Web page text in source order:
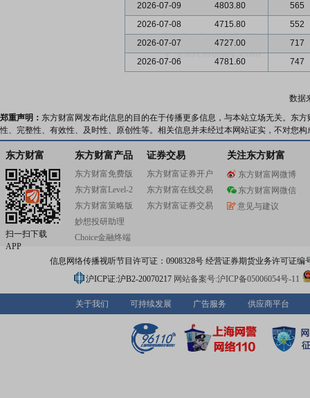
2026-07-09
4803.80
565
2026-07-08
4715.80
552
2026-07-07
4727.00
717
2026-07-06
4781.60 747
数据
郑重声明： 东方财富网发布此信息的目的在于传播更多信息，与本站立场无关。东
性、完整性、有效性、及时性、原创性等。相关信息并未经过本网站证实，不对您
东方财富
扫一扫下载
APP
东方财富产品
东方财富免费版
东方财富Level-2
东方财富策略版
妙想投研助理
Choice金融终端
证券交易
东方财富证券开户
东方财富在线交易
东方财富证券交易
关注东方财富
东方财富网微博
东方财富网微信
意见与建议
信息网络传播视听节目许可证：0908328号 经营证券期货业务许可证编
沪ICP证:沪B2-20070217 网站备案号:沪ICP备05006054号-11
关于我们 可持续发展 广告服务 供应商平台